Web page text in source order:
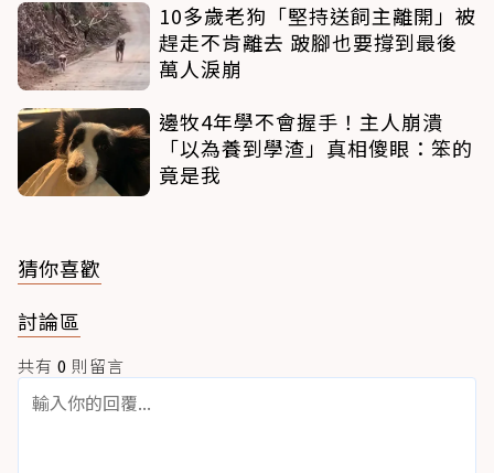
10多歲老狗「堅持送飼主離開」被
趕走不肯離去 跛腳也要撐到最後
萬人淚崩
邊牧4年學不會握手！主人崩潰
「以為養到學渣」真相傻眼：笨的
竟是我
猜你喜歡
討論區
共有 0 則留言